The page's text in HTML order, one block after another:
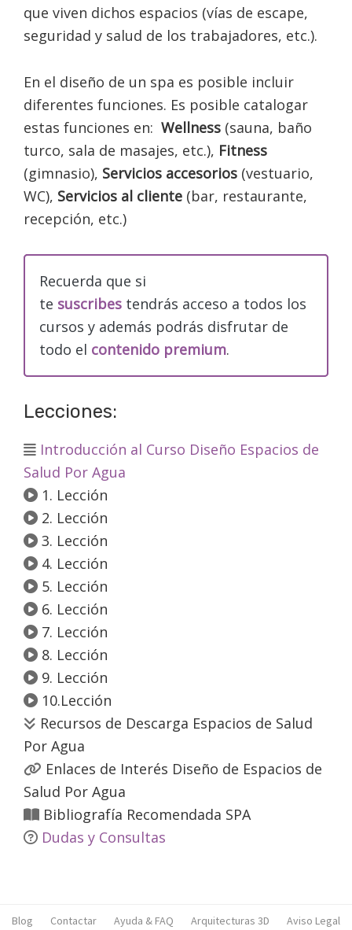
que viven dichos espacios (vías de escape,
seguridad y salud de los trabajadores, etc.).
En el diseño de un spa es posible incluir
diferentes funciones. Es posible catalogar
estas funciones en: Wellness (sauna, baño
turco, sala de masajes, etc.), Fitness
(gimnasio), Servicios accesorios (vestuario,
WC), Servicios al cliente (bar, restaurante,
recepción, etc.)
Recuerda que si
te suscribes tendrás acceso a todos los
cursos y además podrás disfrutar de
todo el contenido premium.
Lecciones:
Introducción al Curso Diseño Espacios de
Salud Por Agua
1. Lección
2. Lección
3. Lección
4. Lección
5. Lección
6. Lección
7. Lección
8. Lección
9. Lección
10.Lección
Recursos de Descarga Espacios de Salud
Por Agua
Enlaces de Interés Diseño de Espacios de
Salud Por Agua
Bibliografía Recomendada SPA
Dudas y Consultas
Blog Contactar Ayuda & FAQ Arquitecturas 3D Aviso Legal